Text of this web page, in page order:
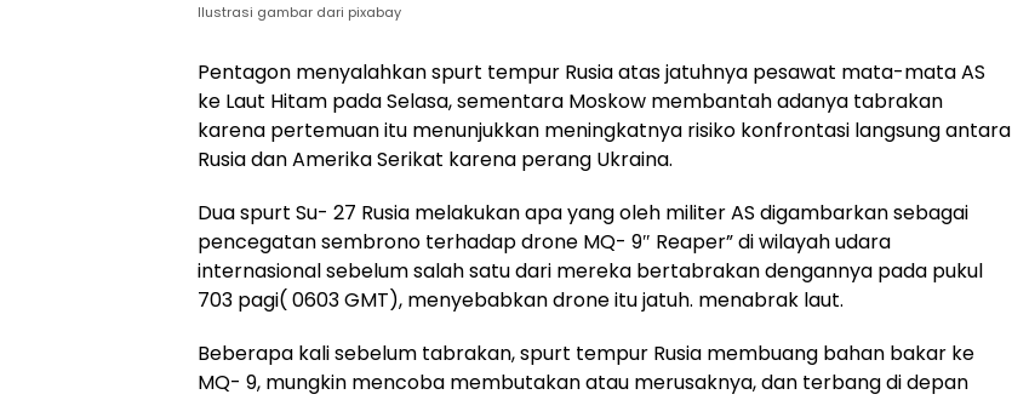
Ilustrasi gambar dari pixabay
Pentagon menyalahkan spurt tempur Rusia atas jatuhnya pesawat mata-mata AS
ke Laut Hitam pada Selasa, sementara Moskow membantah adanya tabrakan
karena pertemuan itu menunjukkan meningkatnya risiko konfrontasi langsung antara
Rusia dan Amerika Serikat karena perang Ukraina.
Dua spurt Su- 27 Rusia melakukan apa yang oleh militer AS digambarkan sebagai
pencegatan sembrono terhadap drone MQ- 9″ Reaper” di wilayah udara
internasional sebelum salah satu dari mereka bertabrakan dengannya pada pukul
703 pagi( 0603 GMT), menyebabkan drone itu jatuh. menabrak laut.
Beberapa kali sebelum tabrakan, spurt tempur Rusia membuang bahan bakar ke
MQ- 9, mungkin mencoba membutakan atau merusaknya, dan terbang di depan